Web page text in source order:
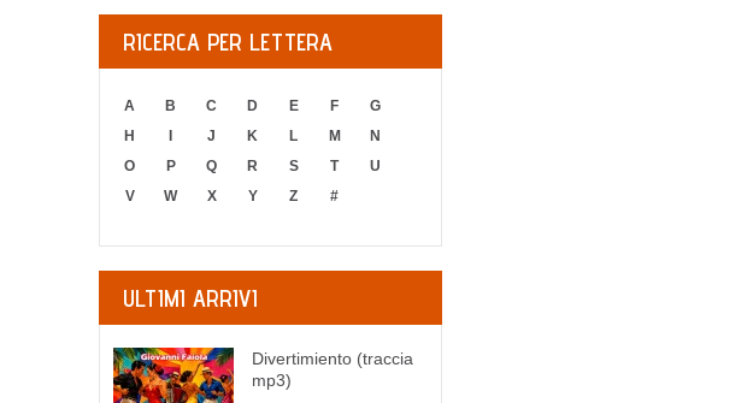
RICERCA PER LETTERA
A B C D E F
G
H
J K L M
N
O
P Q R S T
U
V
W X Y Z #
ULTIMI ARRIVI
Divertimiento (traccia
mp3)